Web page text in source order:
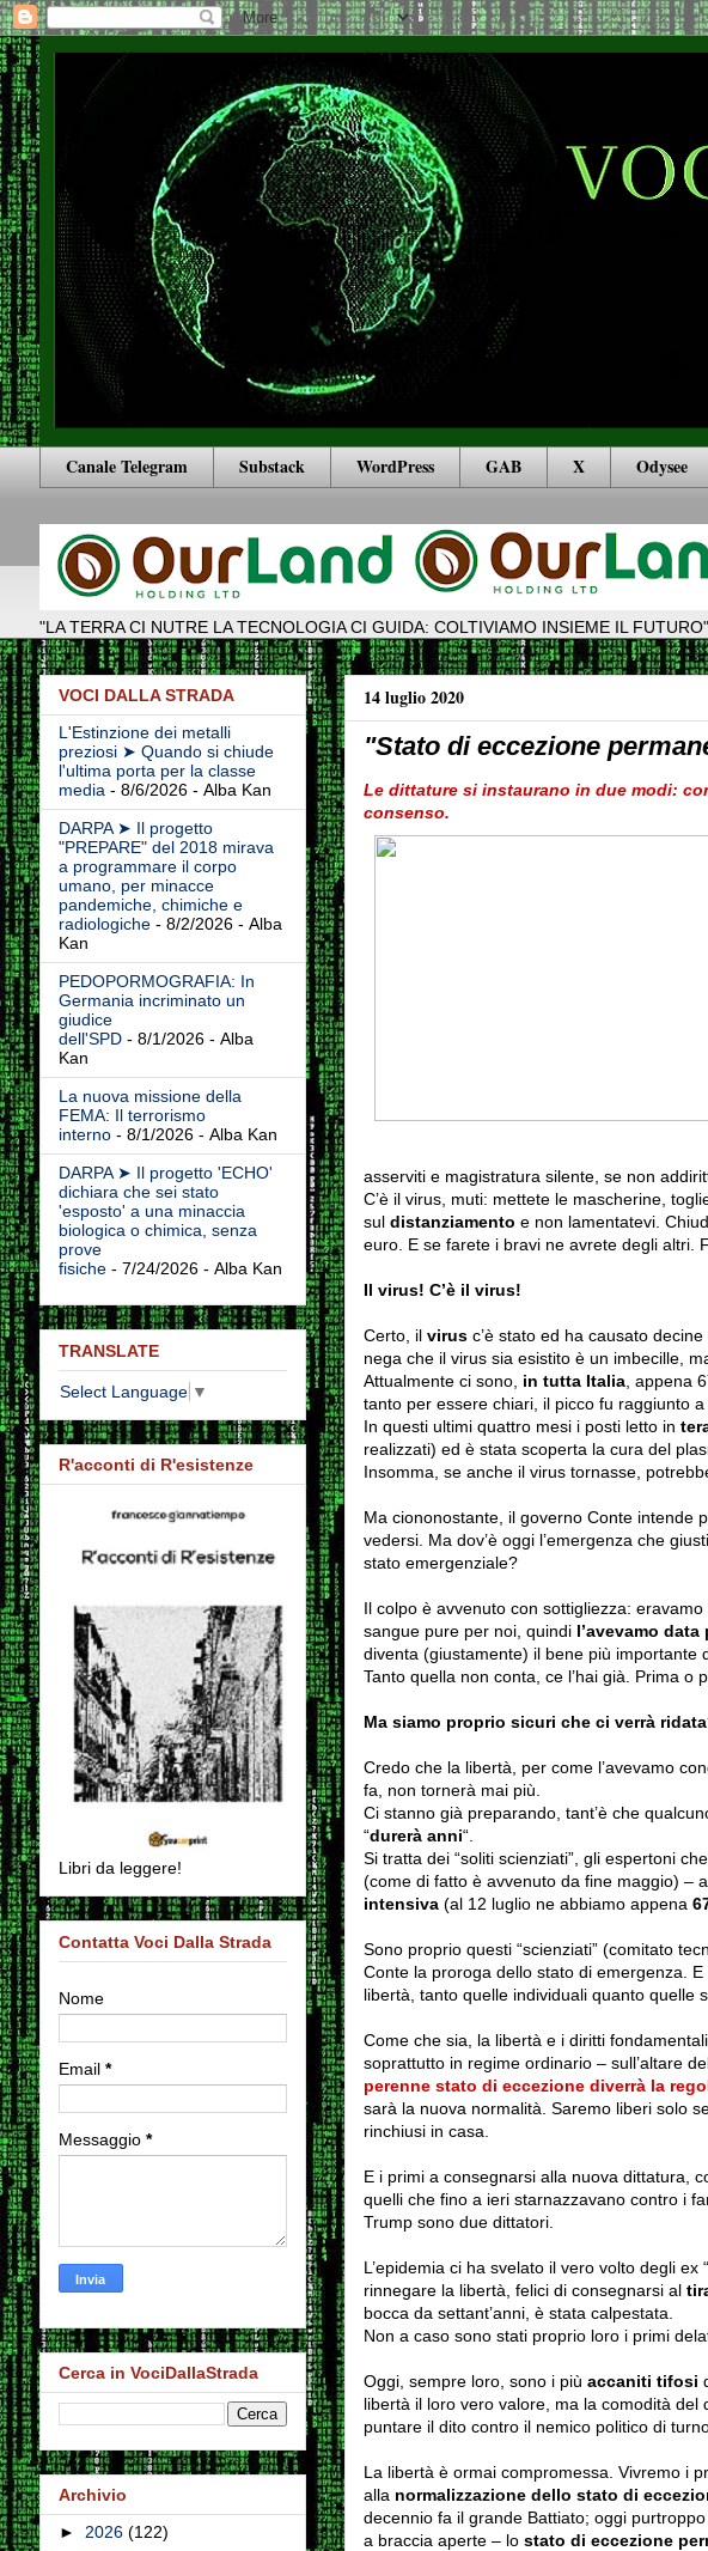
Canale Telegram Substack WordPress GAB X Odysee
"LA TERRA CI NUTRE LA TECNOLOGIA CI GUIDA: COLTIVIAMO INSIEME IL FUTURO"
14 luglio 2020
"Stato di eccezione
Le dittaturesi instaurano in due modi:
consenso.
asserviti e magistratura silente, se non
C’è il virus, muti: mettete le mascherine,
sul distanziamento e non lamentatevi.
euro. E se farete i bravi ne avrete degli altri.
Il virus! C’è il virus!
Certo, il virusc’è stato ed ha causato
nega che il virus sia esistito è un imbecille,
Attualmente ci sono, in tutta Italia, appena
tanto per essere chiari, il picco fu raggiunto a
In questi ultimi quattro mesi i posti letto in
realizzati) ed è stata scoperta la cura del
Insomma, se anche il virus tornasse,
Ma ciononostante, il governo Conte intende
vedersi. Ma dov’è oggi l’emergenza che
stato emergenziale?
Il colpo è avvenuto con sottigliezza:
sangue pure per noi, quindi l’avevamo
diventa (giustamente) il bene più importante
Tanto quella non conta, ce l’hai già. Prima o
Ma siamo proprio sicuri che ci verrà
Credo che la libertà, per come l’avevamo
fa, non tornerà mai più.
Ci stanno già preparando, tant’è che
“durerà anni“.
Si tratta dei “soliti scienziati”, gli espertoni
(come di fatto è avvenuto da fine maggio) –
intensiva(al 12 luglio ne abbiamo appena
Sono proprio questi “scienziati” (comitato
Conte la proroga dello stato di emergenza. E
libertà, tanto quelle individuali quanto quelle
Come che sia, la libertà e i diritti
soprattutto in regime ordinario – sull’altare
perenne stato di eccezione diverrà la
sarà la nuova normalità. Saremo liberi solo
rinchiusi in casa.
E i primi a consegnarsi alla nuova dittatura,
quelli che fino a ieri starnazzavano contro i
Trump sono due dittatori.
L’epidemia ci ha svelato il vero volto degli ex “
rinnegare la libertà, felici di consegnarsi al
bocca da settant’anni, è stata calpestata.
Non a caso sono stati proprio loro i primi
Oggi, sempre loro, sono i più accaniti tifosi
libertà il loro vero valore, ma la comodità
puntare il dito contro il nemico politico di
La libertà è ormai compromessa. Vivremo i
alla normalizzazione dello stato di
decennio fa il grande Battiato; oggi
a braccia aperte – lo stato di eccezione
VOCI DALLA STRADA
L'Estinzione dei metalli
preziosi ➤ Quando si chiude
l'ultima porta per la classe
media - 8/6/2026- Alba Kan
DARPA ➤ Il progetto
"PREPARE" del 2018 mirava
a programmare il corpo
umano, per minacce
pandemiche, chimiche e
radiologiche- 8/2/2026- Alba
Kan
PEDOPORMOGRAFIA: In
Germania incriminato un
giudice
dell'SPD- 8/1/2026- Alba
Kan
La nuova missione della
FEMA: Il terrorismo
interno- 8/1/2026- Alba Kan
DARPA ➤ Il progetto 'ECHO'
dichiara che sei stato
'esposto' a una minaccia
biologica o chimica, senza
prove
fisiche- 7/24/2026- Alba Kan
TRANSLATE
Select Language ▼
R'acconti di R'esistenze
Libri da leggere!
Contatta Voci Dalla Strada
Nome
Email *
Messaggio *
Cerca in VociDallaStrada
Archivio
► 2026 (122)